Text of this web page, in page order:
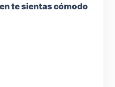
te sientas cómodo